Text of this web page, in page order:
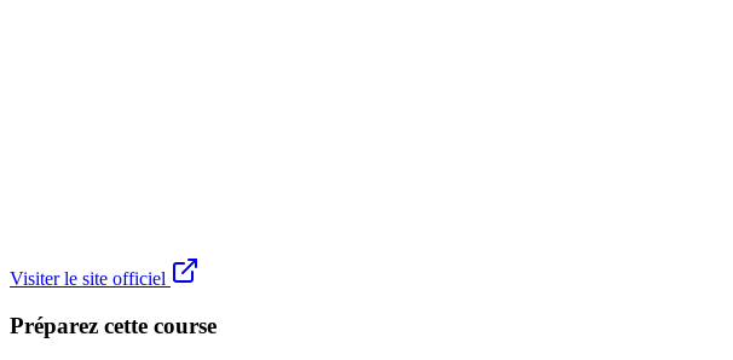
Visiter le site officiel
Préparez cette course